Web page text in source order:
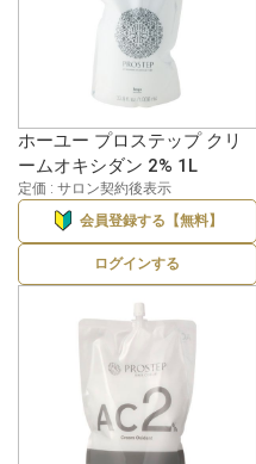
ホーユー プロステップ クリ
ームオキシダン 2% 1L
定価 : サロン契約後表示
会員登録する【無料】
ログインする